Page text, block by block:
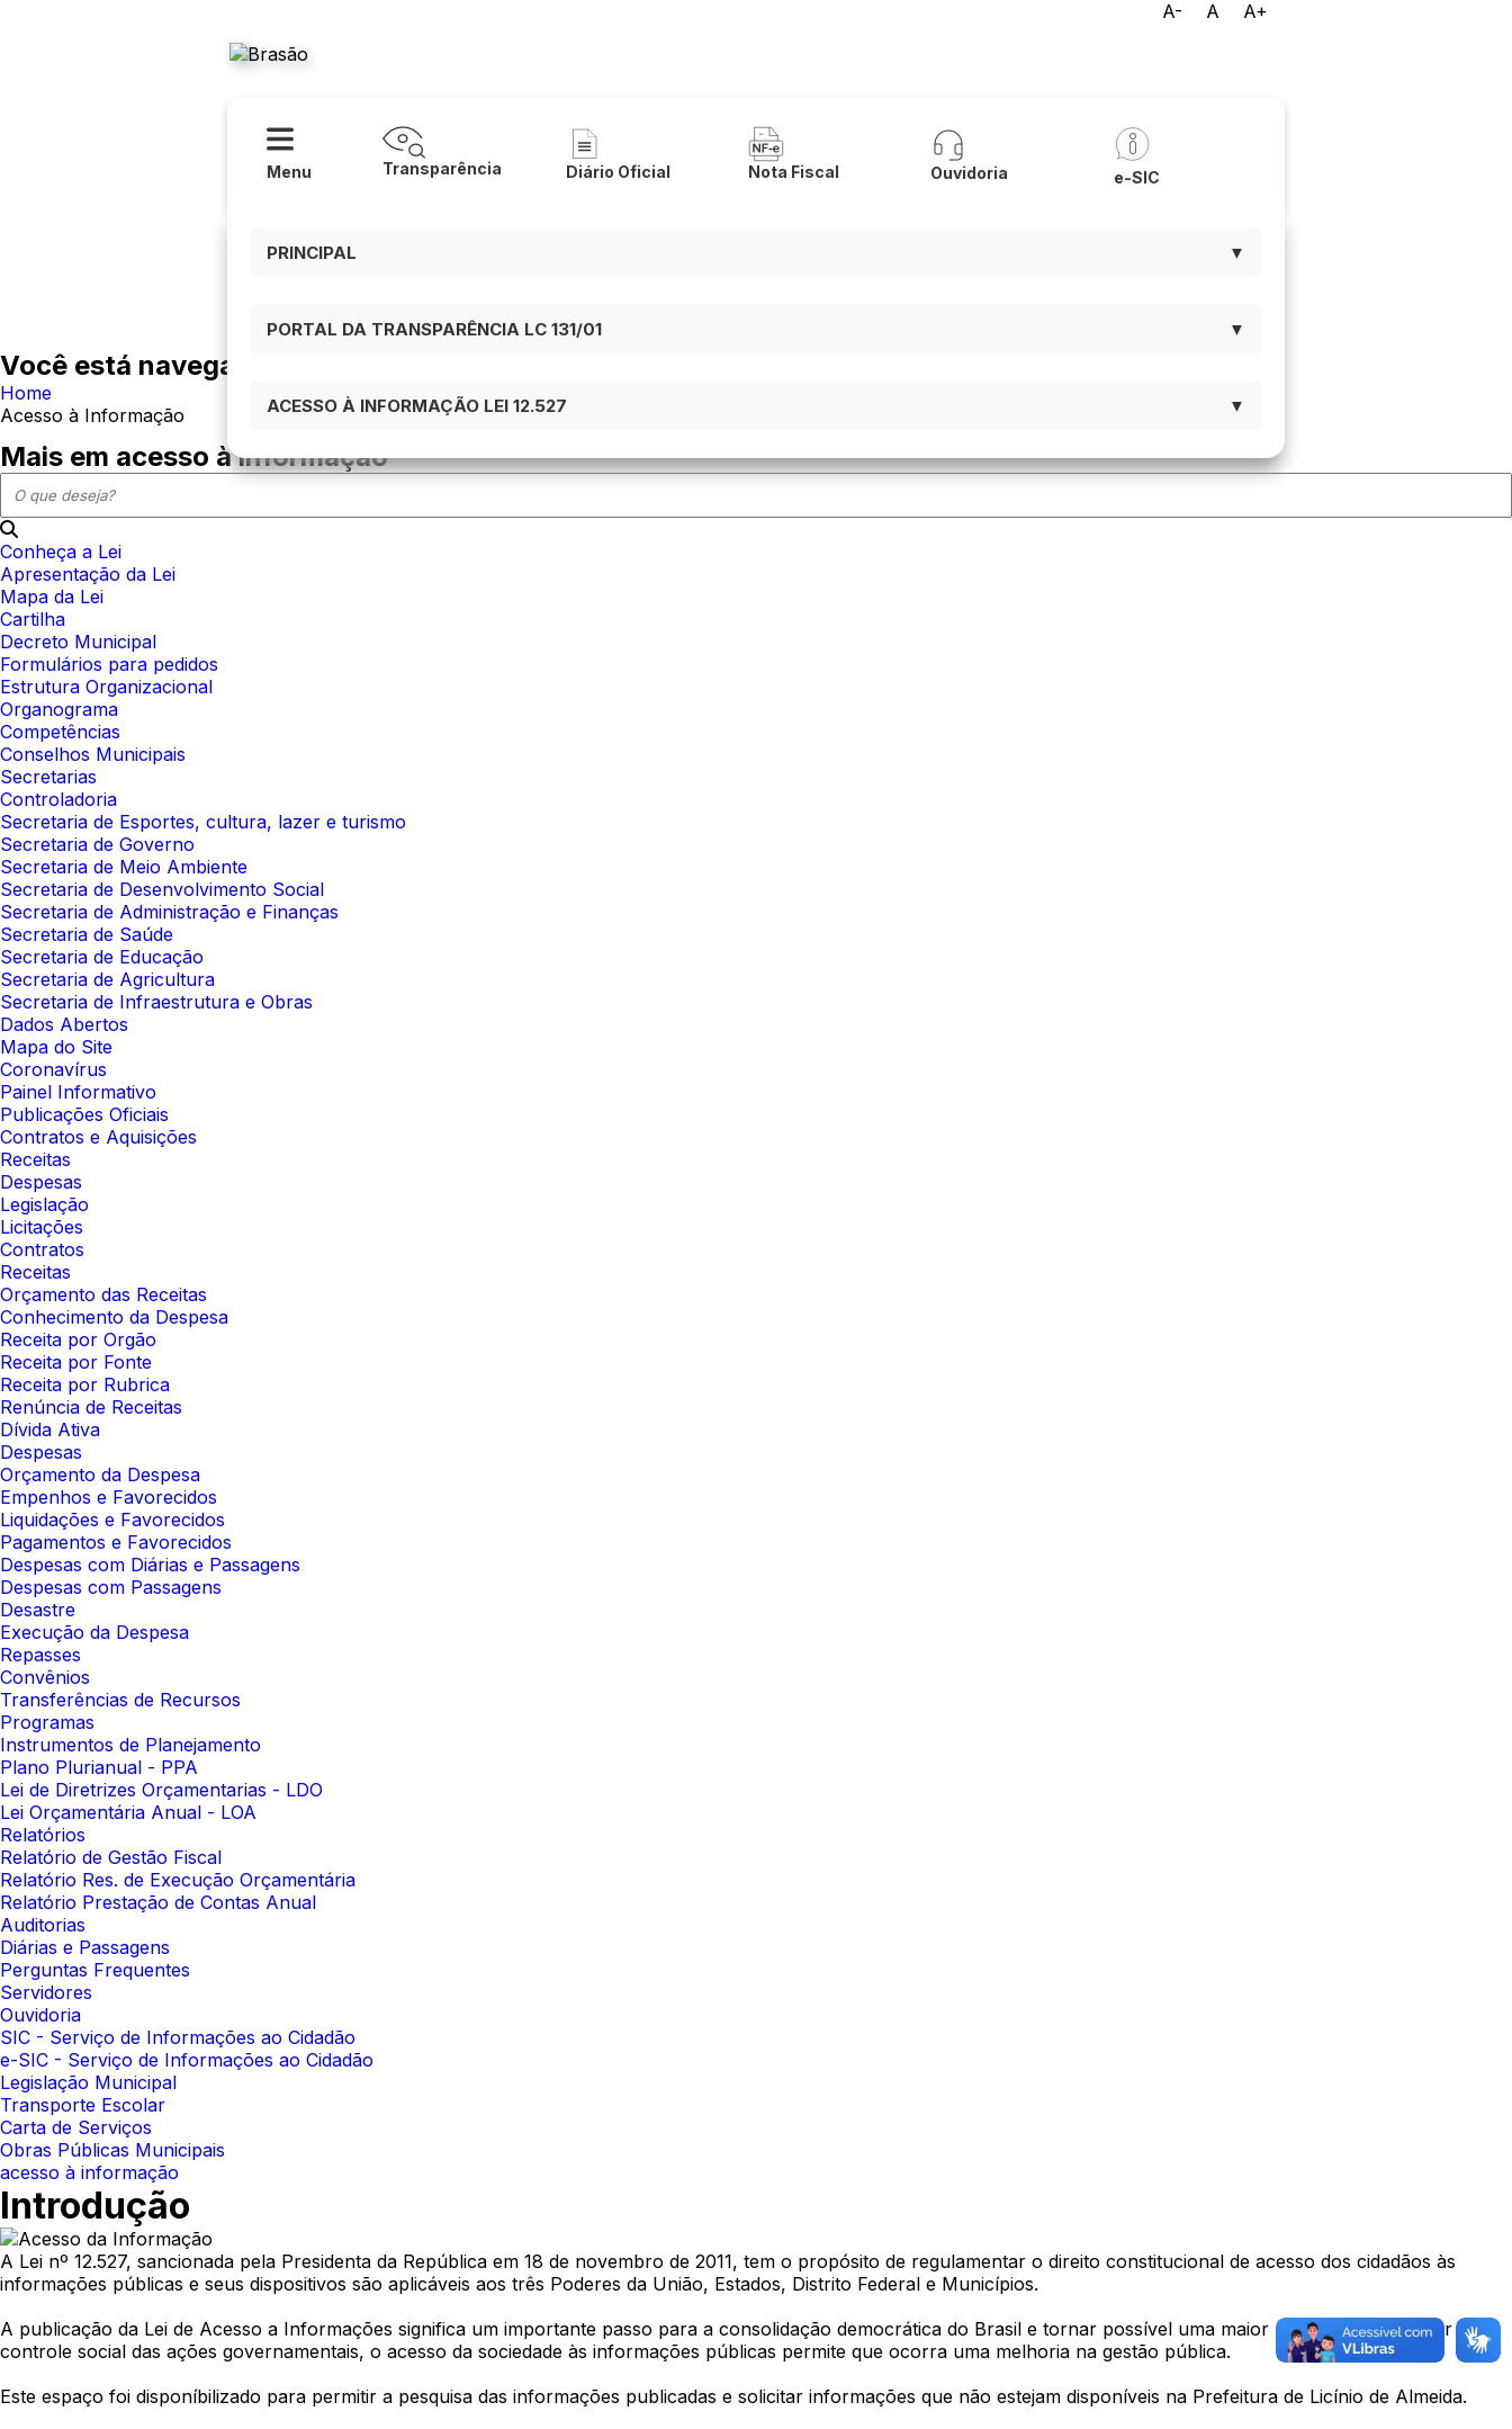
A- A
A+
Menu Transparência Diário Oficial Nota Fiscal Ouvidoria e-SIC
PRINCIPAL ▼
PORTAL DA TRANSPARÊNCIA LC 131/01 ▼
ACESSO À INFORMAÇÃO LEI 12.527 ▼
Você está navegando em:
Home
Acesso à Informação
Mais em acesso à informação
Conheça a Lei
Apresentação da Lei
Mapa da Lei
Cartilha
Decreto Municipal
Formulários para pedidos
Estrutura Organizacional
Organograma
Competências
Conselhos Municipais
Secretarias
Controladoria
Secretaria de Esportes, cultura, lazer e turismo
Secretaria de Governo
Secretaria de Meio Ambiente
Secretaria de Desenvolvimento Social
Secretaria de Administração e Finanças
Secretaria de Saúde
Secretaria de Educação
Secretaria de Agricultura
Secretaria de Infraestrutura e Obras
Dados Abertos
Mapa do Site
Coronavírus
Painel Informativo
Publicações Oficiais
Contratos e Aquisições
Receitas
Despesas
Legislação
Licitações
Contratos
Receitas
Orçamento das Receitas
Conhecimento da Despesa
Receita por Orgão
Receita por Fonte
Receita por Rubrica
Renúncia de Receitas
Dívida Ativa
Despesas
Orçamento da Despesa
Empenhos e Favorecidos
Liquidações e Favorecidos
Pagamentos e Favorecidos
Despesas com Diárias e Passagens
Despesas com Passagens
Desastre
Execução da Despesa
Repasses
Convênios
Transferências de Recursos
Programas
Instrumentos de Planejamento
Plano Plurianual - PPA
Lei de Diretrizes Orçamentarias - LDO
Lei Orçamentária Anual - LOA
Relatórios
Relatório de Gestão Fiscal
Relatório Res. de Execução Orçamentária
Relatório Prestação de Contas Anual
Auditorias
Diárias e Passagens
Perguntas Frequentes
Servidores
Ouvidoria
SIC - Serviço de Informações ao Cidadão
e-SIC - Serviço de Informações ao Cidadão
Legislação Municipal
Transporte Escolar
Carta de Serviços
Obras Públicas Municipais
acesso à informação
Introdução
A Lei nº 12.527, sancionada pela Presidenta da República em 18 de novembro de 2011, tem o propósito de regulamentar o direito constitucional de acesso dos cidadãos às
informações públicas e seus dispositivos são aplicáveis aos três Poderes da União, Estados, Distrito Federal e Municípios.
A publicação da Lei de Acesso a Informações significa um importante passo para a consolidação democrática do Brasil e tornar possível uma maior participação popular e o
controle social das ações governamentais, o acesso da sociedade às informações públicas permite que ocorra uma melhoria na gestão pública.
Este espaço foi disponíbilizado para permitir a pesquisa das informações publicadas e solicitar informações que não estejam disponíveis na Prefeitura de Licínio de Almeida.